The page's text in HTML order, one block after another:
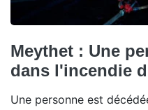
Meythet : Une
dans l'incendie
Une personne est